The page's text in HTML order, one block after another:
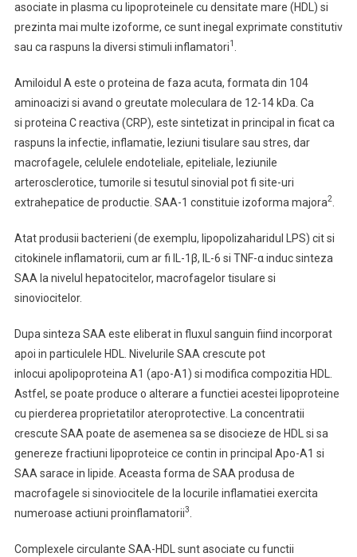
asociate in plasma cu lipoproteinele ​​cu densitate mare (HDL) si
prezinta mai multe izoforme, ce sunt inegal exprimate constitutiv
sau ca raspuns la diversi stimuli inflamatori1
Amiloidul A este o proteina de faza acuta, formata din 104
aminoacizi si avand o greutate moleculara de 12-14 kDa. Ca
si proteina C reactiva (CRP), este sintetizat in principal in ficat ca
raspuns la infectie, inflamatie, leziuni tisulare sau stres, dar
macrofagele, celulele endoteliale, epiteliale, leziunile
arterosclerotice, tumorile si tesutul sinovial pot fi site-uri
extrahepatice de productie. SAA-1 constituie izoforma majora2.
Atat produsii bacterieni (de exemplu, lipopolizaharidul LPS) cit si
citokinele inflamatorii, cum ar fi IL-1β, IL-6 si TNF-α induc sinteza
SAA la nivelul hepatocitelor, macrofagelor tisulare si
sinoviocitelor.
Dupa sinteza SAA este eliberat in fluxul sanguin fiind incorporat
apoi in particulele HDL. Nivelurile SAA crescute pot
inlocui apolipoproteina A1 (apo-A1) si modifica compozitia HDL.
Astfel, se poate produce o alterare a functiei acestei lipoproteine
cu pierderea proprietatilor ateroprotective. La concentratii
crescute SAA poate de asemenea sa se disocieze de HDL si sa
genereze fractiuni lipoproteice ce contin in principal Apo-A1 si
SAA sarace in lipide. Aceasta forma de SAA produsa de
macrofagele si sinoviocitele de la locurile inflamatiei exercita
numeroase actiuni proinflamatorii3
Complexele circulante SAA-HDL sunt asociate cu functii